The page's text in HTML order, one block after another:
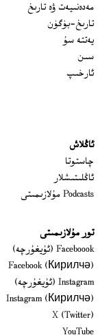
مەدەنىيەت ۋە تارىخ
تارىخ-بۈگۈن
يەتتە سۇ
سىن
ئارخىپ
ئاڭلاش
چاستوتا
ئاڭلىتىشلار
Podcasts مۇلازىمىتى
تور مۇلازىمىتى
Faceboook (ئۇيغۇرچە)
Facebook (Кирилчә)
Instagram (ئۇيغۇرچە)
Instagram (Кирилчә)
X (Twitter)